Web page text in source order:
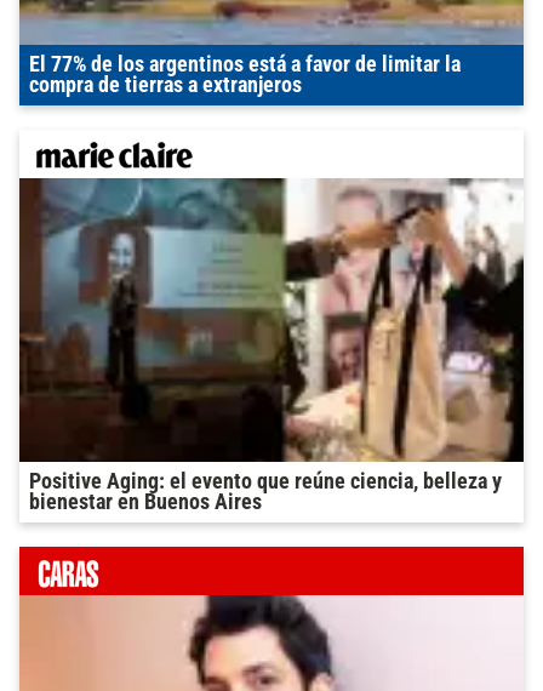
El 77% de los argentinos está a favor de limitar la
compra de tierras a extranjeros
Positive Aging: el evento que reúne ciencia, belleza y
bienestar en Buenos Aires